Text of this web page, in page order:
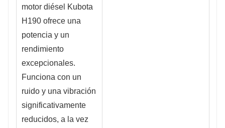
motor diésel Kubota
H190 ofrece una
potencia y un
rendimiento
excepcionales.
Funciona con un
ruido y una vibración
significativamente
reducidos, a la vez